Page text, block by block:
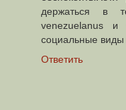
держаться в
venezuelanus и
социальные виды
Ответить